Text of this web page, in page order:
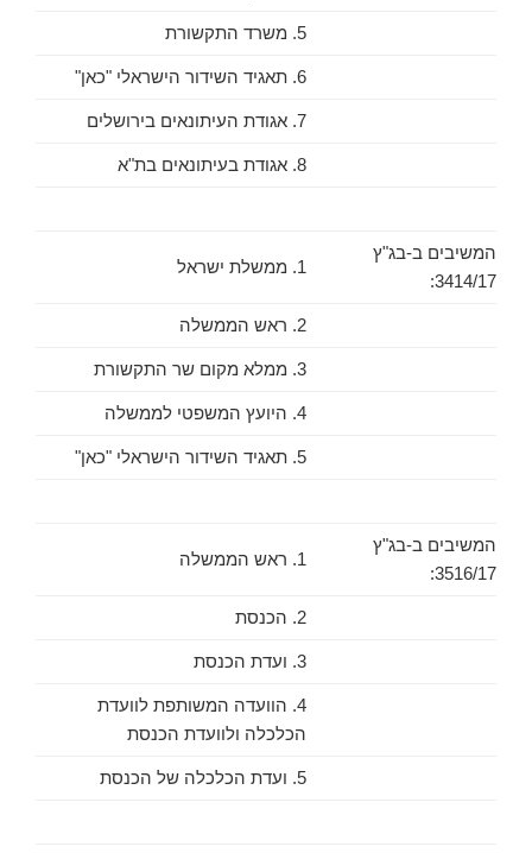
5. משרד התקשורת
6. תאגיד השידור הישראלי "כאן"
7. אגודת העיתונאים בירושלים
8. אגודת בעיתונאים בת"א
המשיבים ב-בג"ץ
3414/17:
1. ממשלת ישראל
2. ראש הממשלה
3. ממלא מקום שר התקשורת
4. היועץ המשפטי לממשלה
5. תאגיד השידור הישראלי "כאן"
המשיבים ב-בג"ץ
3516/17:
1. ראש הממשלה
2. הכנסת
3. ועדת הכנסת
4. הוועדה המשותפת לוועדת
הכלכלה ולוועדת הכנסת
5. ועדת הכלכלה של הכנסת